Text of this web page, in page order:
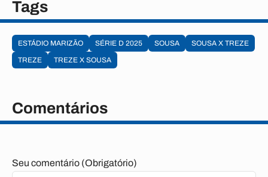
Tags
ESTÁDIO MARIZÃO SÉRIE D 2025 SOUSA
SOUSA X TREZE
TREZE
TREZE X SOUSA
Comentários
Seu comentário (Obrigatório)